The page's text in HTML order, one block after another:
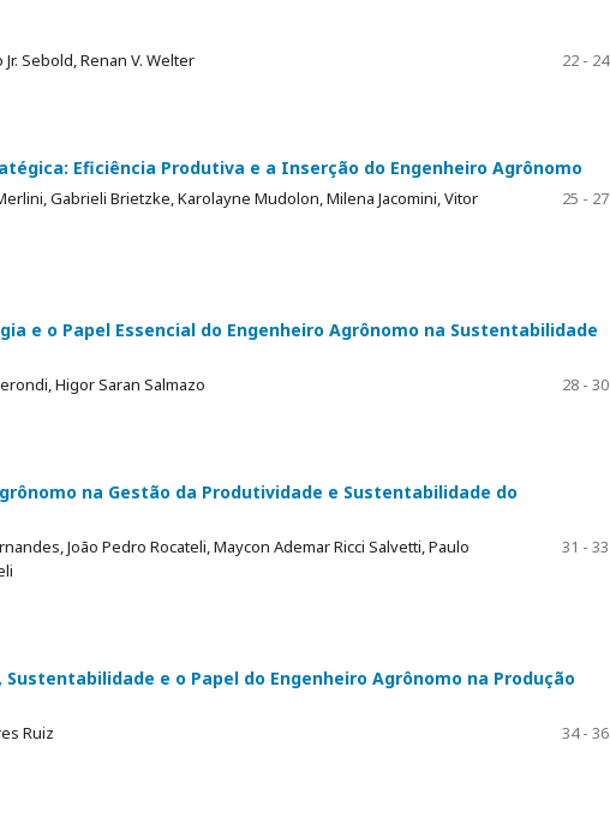
Sebold, Renan V. Welter
22 - 24
Eficiência Produtiva e a Inserção do Engenheiro Agrônomo
Gabrieli Brietzke, Karolayne Mudolon, Milena Jacomini, Vitor
25 - 27
e o Papel Essencial do Engenheiro Agrônomo na Sustentabilidade
Higor Saran Salmazo
28 - 30
na Gestão da Produtividade e Sustentabilidade do
João Pedro Rocateli, Maycon Ademar Ricci Salvetti, Paulo
31 - 33
e o Papel do Engenheiro Agrônomo na Produção
Ruiz
34 - 36